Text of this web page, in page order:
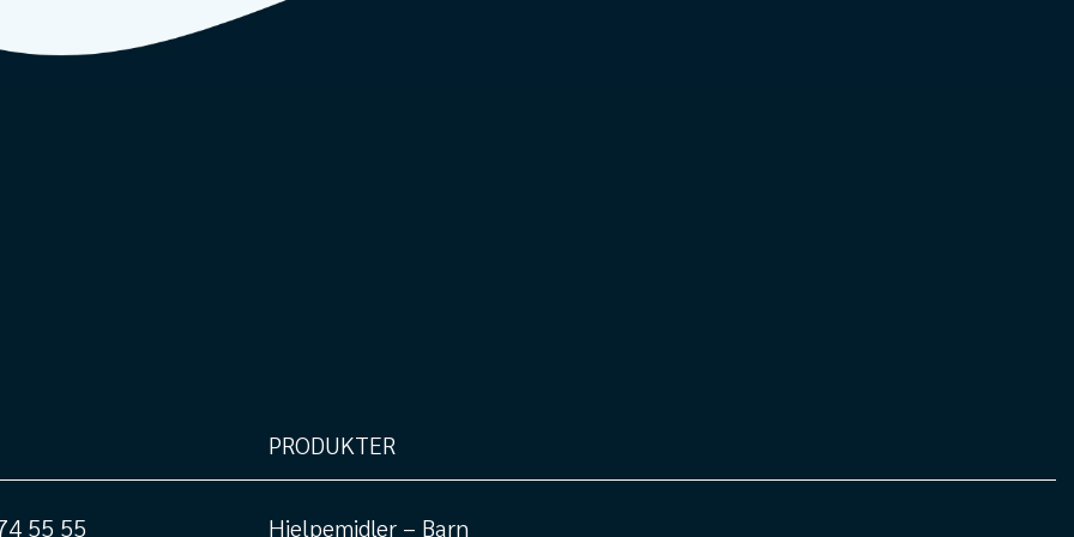
55 55
PRODUKTER
Hjelpemidler – Barn